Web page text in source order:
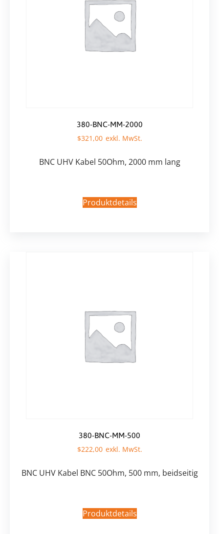
380-BNC-MM-2000
$321,00
BNC UHV Kabel 50Ohm, 2000 mm lang
Produktdetails
380-BNC-MM-500
$222,00
BNC UHV Kabel BNC 50Ohm, 500 mm, beidseitig
Produktdetails